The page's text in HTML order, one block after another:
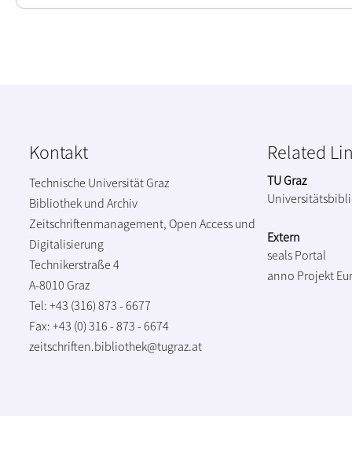
Kontakt
Technische Universität Graz
Bibliothek und Archiv
Zeitschriftenmanagement, Open Access und
Digitalisierung
Technikerstraße 4
A-8010 Graz
Tel: +43 (316) 873 - 6677
Fax: +43 (0) 316 - 873 - 6674
zeitschriften.bibliothek@tugraz.at
Related
TU Graz
Extern
seals Portal
anno Projekt